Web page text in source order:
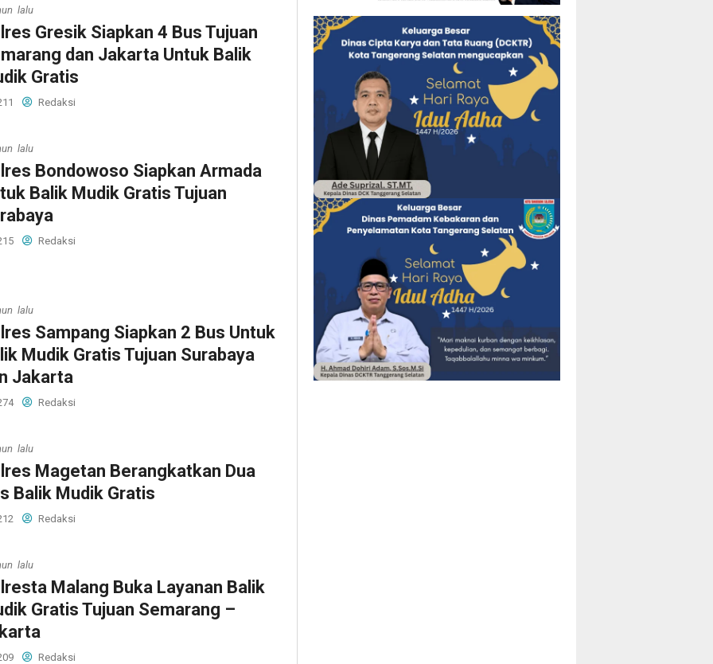
lalu
Gresik Siapkan 4 Bus Tujuan
dan Jakarta Untuk Balik
Gratis
Redaksi
lalu
Bondowoso Siapkan Armada
Balik Mudik Gratis Tujuan
Redaksi
lalu
Sampang Siapkan 2 Bus Untuk
Mudik Gratis Tujuan Surabaya
Jakarta
Redaksi
lalu
Magetan Berangkatkan Dua
Balik Mudik Gratis
Redaksi
lalu
Malang Buka Layanan Balik
Gratis Tujuan Semarang –
Redaksi